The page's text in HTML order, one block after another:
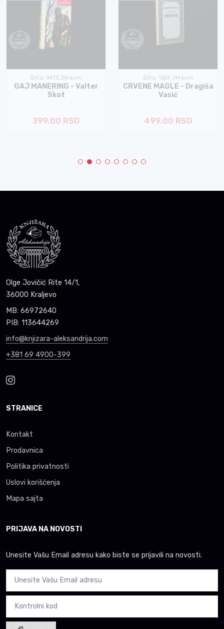
Šifra: 9475 JM:kom
GAJ MANERING - Valter
Skot
399.00 RSD
Šifra: 1359 JM:kom
CRVENE MAGLE - Dragiša
Vasić
499.00 RSD
Olge Jovičić Rite 14/1,
36000 Kraljevo
MB: 66972640
PIB: 113644269
info@knjizara-aleksandrija.com
+381 69 4900-399
STRANICE
Kontakt
Prodavnica
Politika privatnosti
Uslovi korišćenja
Mapa sajta
PRIJAVA NA NOVOSTI
Unesite Vašu Email adresu kako biste se prijavili na novosti.